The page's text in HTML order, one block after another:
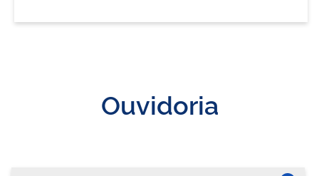
Ouvidoria